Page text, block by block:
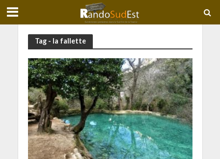
Tag - la fallette